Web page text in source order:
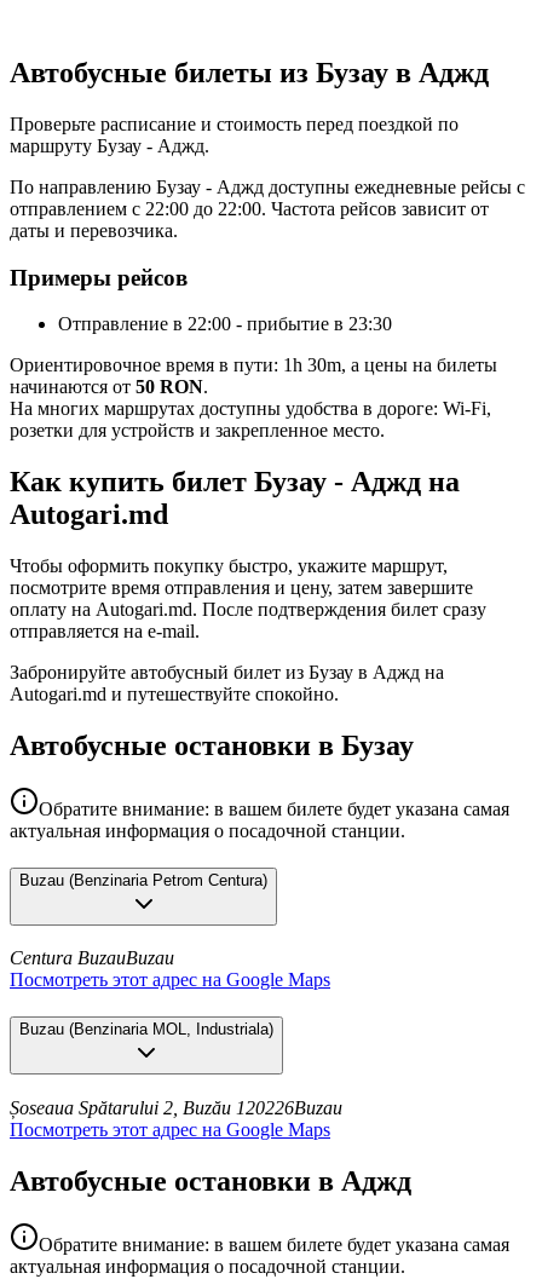
Автобусные билеты из Бузау в Аджд
Проверьте расписание и стоимость перед поездкой по
маршруту Бузау - Аджд.
По направлению Бузау - Аджд доступны ежедневные рейсы с
отправлением с 22:00 до 22:00. Частота рейсов зависит от
даты и перевозчика.
Примеры рейсов
Отправление в 22:00 - прибытие в 23:30
Ориентировочное время в пути: 1h 30m, а цены на билеты
начинаются от 50 RON.
На многих маршрутах доступны удобства в дороге: Wi-Fi,
розетки для устройств и закрепленное место.
Как купить билет Бузау - Аджд на
Autogari.md
Чтобы оформить покупку быстро, укажите маршрут,
посмотрите время отправления и цену, затем завершите
оплату на Autogari.md. После подтверждения билет сразу
отправляется на e-mail.
Забронируйте автобусный билет из Бузау в Аджд на
Autogari.md и путешествуйте спокойно.
Автобусные остановки в Бузау
Обратите внимание: в вашем билете будет указана самая
актуальная информация о посадочной станции.
Buzau (Benzinaria Petrom Centura)
Centura BuzauBuzau
Посмотреть этот адрес на Google Maps
Buzau (Benzinaria MOL, Industriala)
Șoseaua Spătarului 2, Buzău 120226Buzau
Посмотреть этот адрес на Google Maps
Автобусные остановки в Аджд
Обратите внимание: в вашем билете будет указана самая
актуальная информация о посадочной станции.